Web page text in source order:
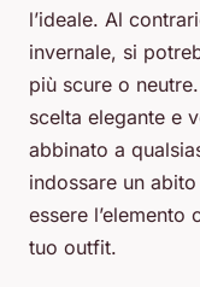
l’ideale. Al
invernale, si
più scure o
scelta elegante e
abbinato a
indossare un
essere
tuo outfit.